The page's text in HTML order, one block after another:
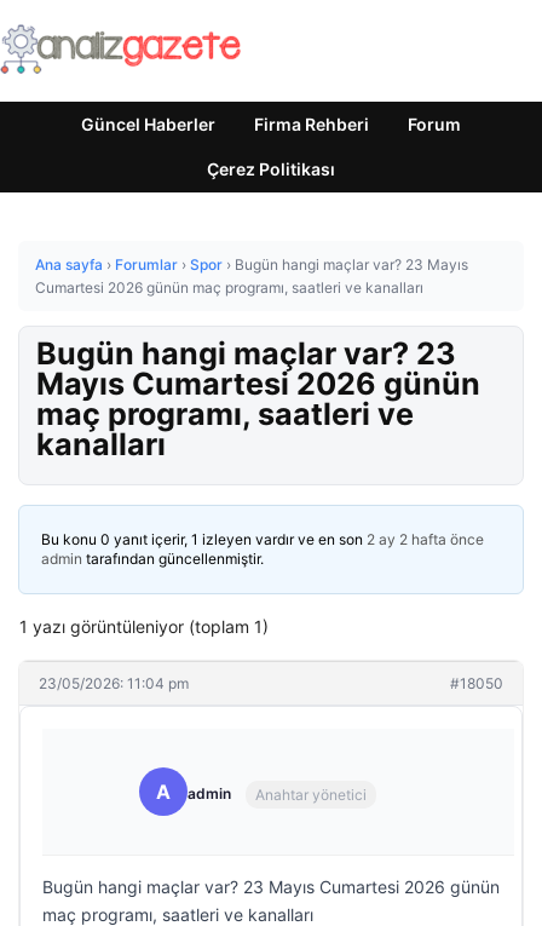
Güncel Haberler Firma Rehberi Forum
Çerez Politikası
Ana sayfa › Forumlar › Spor › Bugün hangi maçlar var? 23 Mayıs
Cumartesi 2026 günün maç programı, saatleri ve kanalları
Bugün hangi maçlar var? 23
Mayıs Cumartesi 2026 günün
maç programı, saatleri ve
kanalları
Bu konu 0 yanıt içerir, 1 izleyen vardır ve en son 2 ay 2 hafta önce
admin tarafından güncellenmiştir.
1 yazı görüntüleniyor (toplam 1)
23/05/2026: 11:04 pm #18050
A admin Anahtar yönetici
Bugün hangi maçlar var? 23 Mayıs Cumartesi 2026 günün
maç programı, saatleri ve kanalları